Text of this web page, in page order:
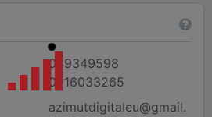
049349598
0916033265
azimutdigitaleu@gmail.